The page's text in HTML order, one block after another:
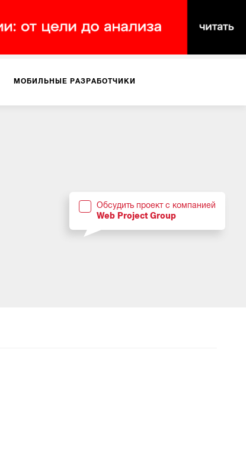
МОБИЛЬНЫЕ РАЗРАБОТЧИКИ
Обсудить проект с компанией
Web Project Group